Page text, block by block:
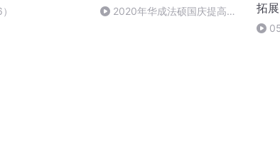
2020年华成法硕国庆提高班
拓